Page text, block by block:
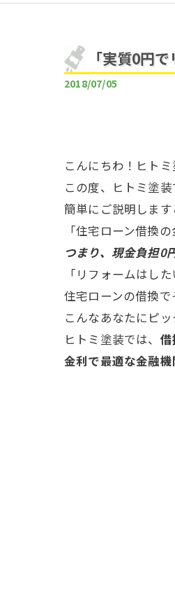
「実質0円
2018/07/05
こんにちわ！ヒトミ
この度、ヒトミ塗
簡単にご説明しま
「住宅ローン借換
つまり、現金負担0
「リフォームはし
住宅ローンの借換
こんなあなたにピッ
ヒトミ塗装では、
金利で最適な金融機